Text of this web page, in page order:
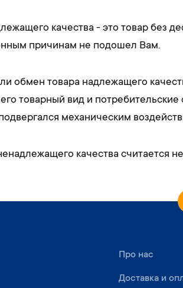
качества - это товар без
причинам не подошел Вам.
обмен товара надлежащего
товарный вид и
механическим
качества считается
Про нас
Доставка и